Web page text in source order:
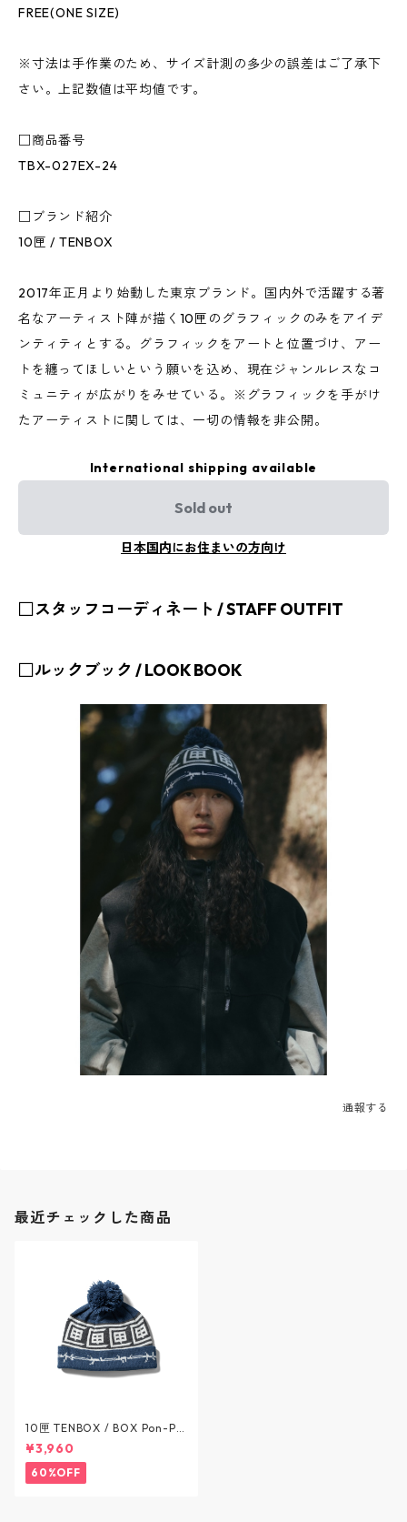
FREE(ONE SIZE)
※寸法は手作業のため、サイズ計測の多少の誤差はご了承下
さい。上記数値は平均値です。
□商品番号
TBX-027EX-24
□ブランド紹介
10匣 / TENBOX
2017年正月より始動した東京ブランド。国内外で活躍する著
名なアーティスト陣が描く10匣のグラフィックのみをアイデ
ンティティとする。グラフィックをアートと位置づけ、アー
トを纏ってほしいという願いを込め、現在ジャンルレスなコ
ミュニティが広がりをみせている。※グラフィックを手がけ
たアーティストに関しては、一切の情報を非公開。
International shipping available
Sold out
日本国内にお住まいの方向け
□スタッフコーディネート / STAFF OUTFIT
□ルックブック / LOOK BOOK
通報する
最近チェックした商品
10匣 TENBOX / BOX Pon-Po
n beanie - ボックス ポンポン
ビーニー - 2COLOR / テンボ
ックス
¥3,960
60%OFF